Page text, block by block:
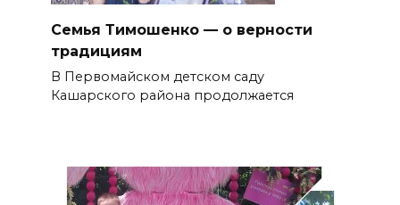
Семья Тимошенко — о верности
традициям
В Первомайском детском саду
Кашарского района продолжается